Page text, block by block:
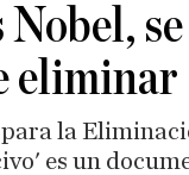
se
eliminar
la
es un